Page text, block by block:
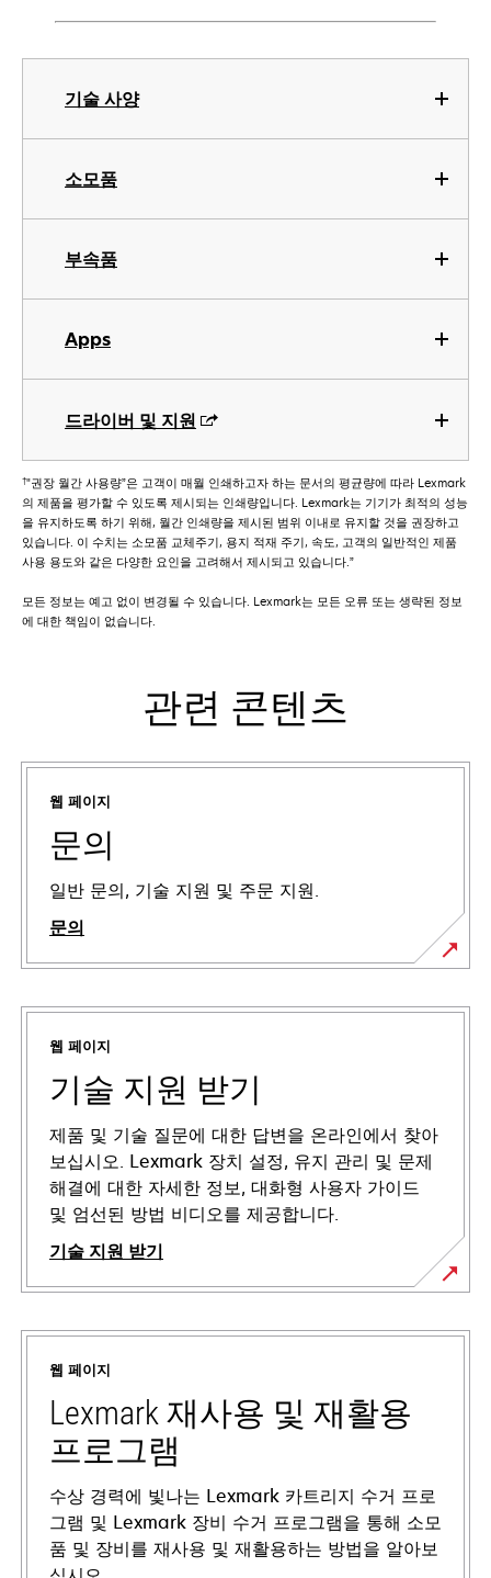
기술 사양
소모품
부속품
Apps
드라이버 및 지원
†"권장 월간 사용량”은 고객이 매월 인쇄하고자 하는 문서의 평균량에 따라 Lexmark
의 제품을 평가할 수 있도록 제시되는 인쇄량입니다. Lexmark는 기기가 최적의 성능
을 유지하도록 하기 위해, 월간 인쇄량을 제시된 범위 이내로 유지할 것을 권장하고
있습니다. 이 수치는 소모품 교체주기, 용지 적재 주기, 속도, 고객의 일반적인 제품
사용 용도와 같은 다양한 요인을 고려해서 제시되고 있습니다.”
모든 정보는 예고 없이 변경될 수 있습니다. Lexmark는 모든 오류 또는 생략된 정보
에 대한 책임이 없습니다.
관련 콘텐츠
웹 페이지
문의
일반 문의, 기술 지원 및 주문 지원.
문의
웹 페이지
기술 지원 받기
제품 및 기술 질문에 대한 답변을 온라인에서 찾아
보십시오. Lexmark 장치 설정, 유지 관리 및 문제
해결에 대한 자세한 정보, 대화형 사용자 가이드
및 엄선된 방법 비디오를 제공합니다.
기술 지원 받기
새
탭
웹 페이지
Lexmark 재사용 및 재활용
프로그램
수상 경력에 빛나는 Lexmark 카트리지 수거 프로
그램 및 Lexmark 장비 수거 프로그램을 통해 소모
품 및 장비를 재사용 및 재활용하는 방법을 알아보